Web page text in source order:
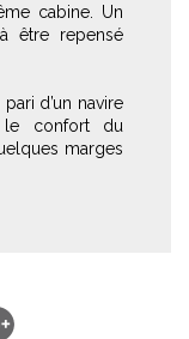
cabine. Un
être repensé
d’un navire
le confort du
marges